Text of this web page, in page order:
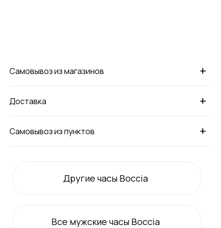
+
Самовывоз из магазинов
+
Доставка
+
Самовывоз из пунктов
Другие часы Boccia
Все мужские часы Boccia